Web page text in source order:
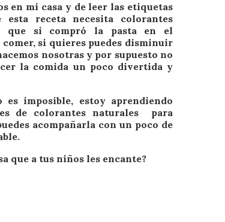
en mi casa y de leer las etiquetas
esta receta necesita colorantes
que si compró la pasta en el
si quieres puedes disminuir
nosotras y por supuesto no
la comida un poco divertida y
imposible, estoy aprendiendo
de colorantes naturales para
acompañarla con un poco de
que a tus niños les encante?